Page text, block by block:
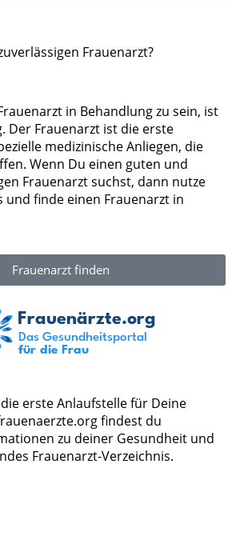
Frauenarzt?
in Behandlung zu sein, ist
Der Frauenarzt ist die erste
medizinische Anliegen, die
Wenn Du einen guten und
Frauenarzt suchst, dann nutze
und finde einen Frauenarzt in
Frauenarzt finden
erste Anlaufstelle für Deine
findest du
zu deiner Gesundheit und
Frauenarzt-Verzeichnis.